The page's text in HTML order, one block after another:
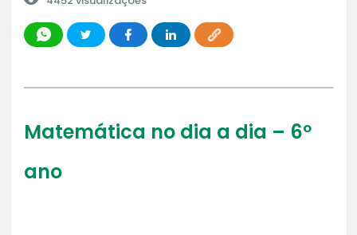
Matemática no dia a dia – 6º
ano